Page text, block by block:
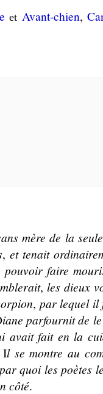
et Avant-chien,
mère de la
,et te­nait
faire
, les dieux
, par le­quel il
iane par­four­nitde le
avait fait en la
Il se montre au
par quoi les poètes
côté.